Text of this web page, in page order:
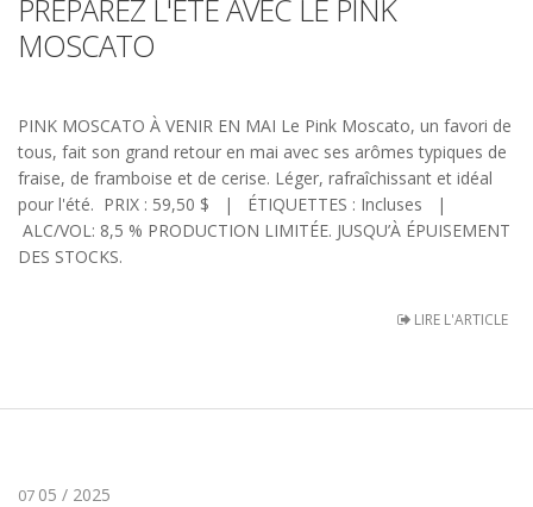
PRÉPAREZ L'ÉTÉ AVEC LE PINK
MOSCATO
PINK MOSCATO À VENIR EN MAI Le Pink Moscato, un favori de
tous, fait son grand retour en mai avec ses arômes typiques de
fraise, de framboise et de cerise. Léger, rafraîchissant et idéal
pour l'été. PRIX : 59,50 $ | ÉTIQUETTES : Incluses |
ALC/VOL: 8,5 % PRODUCTION LIMITÉE. JUSQU’À ÉPUISEMENT
DES STOCKS.
LIRE L'ARTICLE
07 05 / 2025